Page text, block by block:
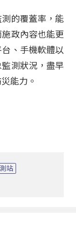
的覆蓋率，能
政內容也能更
、手機軟體以
測狀況，盡早
能力。
站